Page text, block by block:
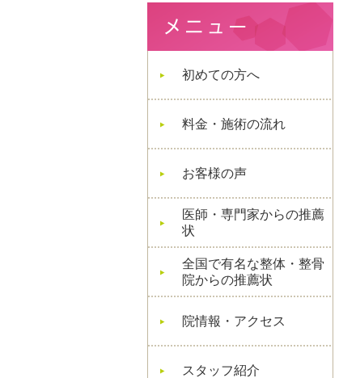
初めての方へ
料金・施術の流れ
お客様の声
医師・専門家からの推薦
状
全国で有名な整体・整骨
院からの推薦状
院情報・アクセス
スタッフ紹介